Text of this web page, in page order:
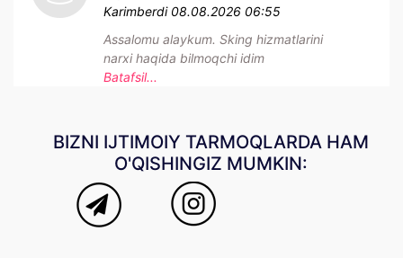
Karimberdi 08.08.2026 06:55
Assalomu alaykum. Sking hizmatlarini
narxi haqida bilmoqchi idim
Batafsil...
BIZNI IJTIMOIY TARMOQLARDA HAM
O'QISHINGIZ MUMKIN: